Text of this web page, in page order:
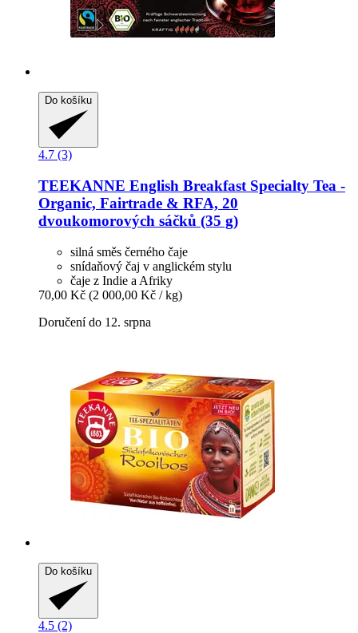
Do košíku
4.7 (3)
TEEKANNE English Breakfast Specialty Tea -​
Organic, Fairtrade & RFA, 20
dvoukomorových sáčků (35 g)
silná směs černého čaje
snídaňový čaj v anglickém stylu
čaje z Indie a Afriky
70,00 Kč (2 000,00 Kč / kg)
Doručení do 12. srpna
Do košíku
4.5 (2)